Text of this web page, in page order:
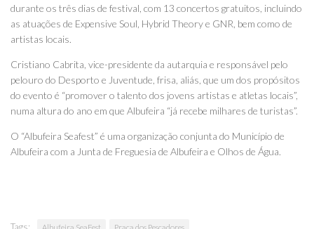
durante os três dias de festival, com 13 concertos gratuitos, incluindo
as atuações de Expensive Soul, Hybrid Theory e GNR, bem como de
artistas locais.
Cristiano Cabrita, vice-presidente da autarquia e responsável pelo
pelouro do Desporto e Juventude, frisa, aliás, que um dos propósitos
do evento é “promover o talento dos jovens artistas e atletas locais”,
numa altura do ano em que Albufeira “já recebe milhares de turistas”.
O “Albufeira Seafest” é uma organização conjunta do Município de
Albufeira com a Junta de Freguesia de Albufeira e Olhos de Água.
Albufeira SeaFest Praça dos Pescadores